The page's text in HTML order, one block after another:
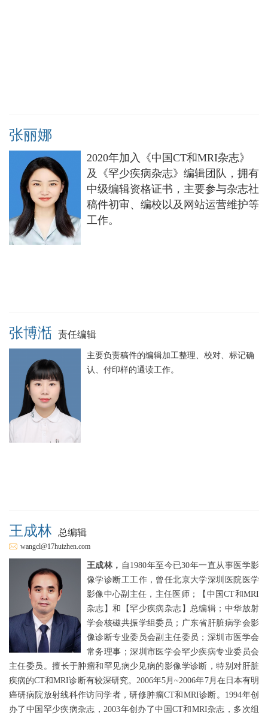
张丽娜
2020年加入《中国CT和MRI杂志》
及《罕少疾病杂志》编辑团队，拥有
中级编辑资格证书，主要参与杂志社
稿件初审、编校以及网站运营维护等
工作。
张博湉 责任编辑
主要负责稿件的编辑加工整理、校对、标记确
认、付印样的通读工作。
王成林 总编辑
wangcl@17huizhen.com
王成林， 自1980年至今已30年一直从事医学影
像学诊断工工作，曾任北京大学深圳医院医学
影像中心副主任，主任医师；【中国CT和MRI
杂志】和【罕少疾病杂志】总编辑；中华放射
学会核磁共振学组委员；广东省肝脏病学会影
像诊断专业委员会副主任委员；深圳市医学会
常务理事；深圳市医学会罕少疾病专业委员会
主任委员。擅长于肿瘤和罕见病少见病的影像学诊断，特别对肝脏
疾病的CT和MRI诊断有较深研究。2006年5月~2006年7月在日本有明
癌研病院放射线科作访问学者，研修肿瘤CT和MRI诊断。1994年创
办了中国罕少疾病杂志，2003年创办了中国CT和MRI杂志，多次组